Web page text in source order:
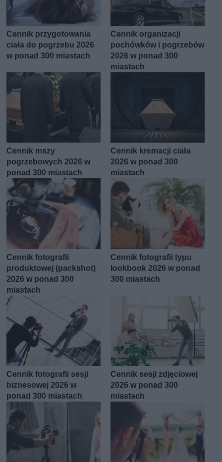
Cennik przygotowania
ciała do pogrzebu 2026
w ponad 300 miastach
Cennik organizacji
pochówków i pogrzebów
2026 w ponad 300
miastach
Cennik mszy
pogrzebowych 2026 w
ponad 300 miastach
Cennik kremacji ciała
2026 w ponad 300
miastach
Cennik fotografii
produktowej (packshot)
2026 w ponad 300
miastach
Cennik fotografii typu
lookbook 2026 w ponad
300 miastach
Cennik fotografii sesji
biznesowej 2026 w
ponad 300 miastach
Cennik sesji zdjęciowej
2026 w ponad 300
miastach